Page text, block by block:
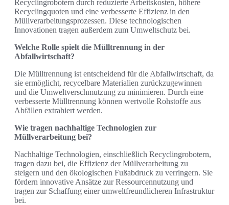
Recyclingrobotern durch reduzierte Arbeitskosten, höhere
Recyclingquoten und eine verbesserte Effizienz in den
Müllverarbeitungsprozessen. Diese technologischen
Innovationen tragen außerdem zum Umweltschutz bei.
Welche Rolle spielt die Mülltrennung in der
Abfallwirtschaft?
Die Mülltrennung ist entscheidend für die Abfallwirtschaft, da
sie ermöglicht, recycelbare Materialien zurückzugewinnen
und die Umweltverschmutzung zu minimieren. Durch eine
verbesserte Mülltrennung können wertvolle Rohstoffe aus
Abfällen extrahiert werden.
Wie tragen nachhaltige Technologien zur
Müllverarbeitung bei?
Nachhaltige Technologien, einschließlich Recyclingrobotern,
tragen dazu bei, die Effizienz der Müllverarbeitung zu
steigern und den ökologischen Fußabdruck zu verringern. Sie
fördern innovative Ansätze zur Ressourcennutzung und
tragen zur Schaffung einer umweltfreundlicheren Infrastruktur
bei.